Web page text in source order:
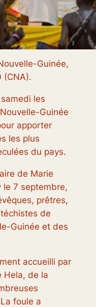
Guinée,
(CNA).
les
Guinée
apporter
les plus
du pays.
de Marie
le 7 septembre,
prêtres,
de
Guinée et des
accueilli par
Hela, de la
foule a